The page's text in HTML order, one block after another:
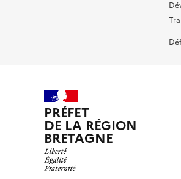
PRÉFET
DE LA RÉGION
BRETAGNE